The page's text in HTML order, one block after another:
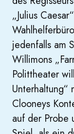
„Julius
jedenfalls am
Willimons
Polittheater
Unterhaltung“
Clooneys
auf der Probe